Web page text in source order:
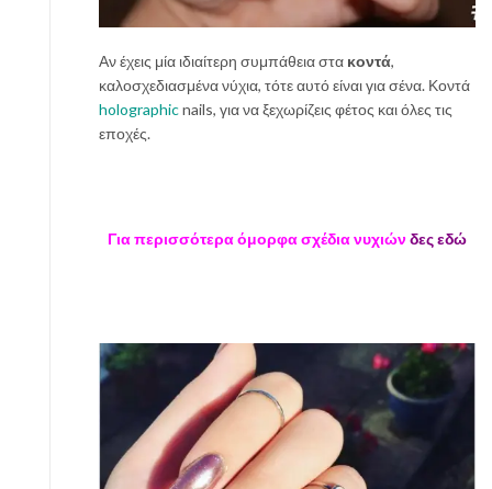
Αν έχεις μία ιδιαίτερη συμπάθεια στα κοντά,
καλοσχεδιασμένα νύχια, τότε αυτό είναι για σένα. Κοντά
holographicnails, για να ξεχωρίζεις φέτος και όλες τις
εποχές.
Για περισσότερα όμορφα σχέδια νυχιώνδες εδώ